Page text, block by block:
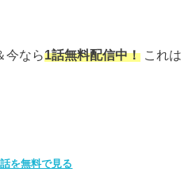
今なら1話無料配信中！ これは
を無料で見る